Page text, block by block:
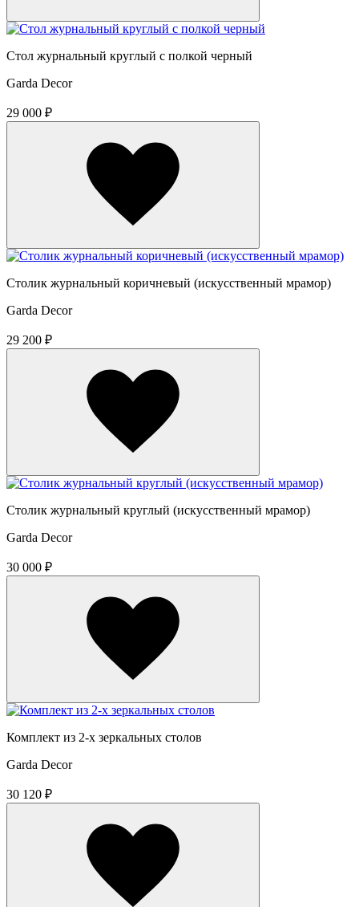
Стол журнальный круглый с полкой черный
Garda Decor
29 000 ₽
Столик журнальный коричневый (искусственный мрамор)
Garda Decor
29 200 ₽
Столик журнальный круглый (искусственный мрамор)
Garda Decor
30 000 ₽
Комплект из 2-х зеркальных столов
Garda Decor
30 120 ₽